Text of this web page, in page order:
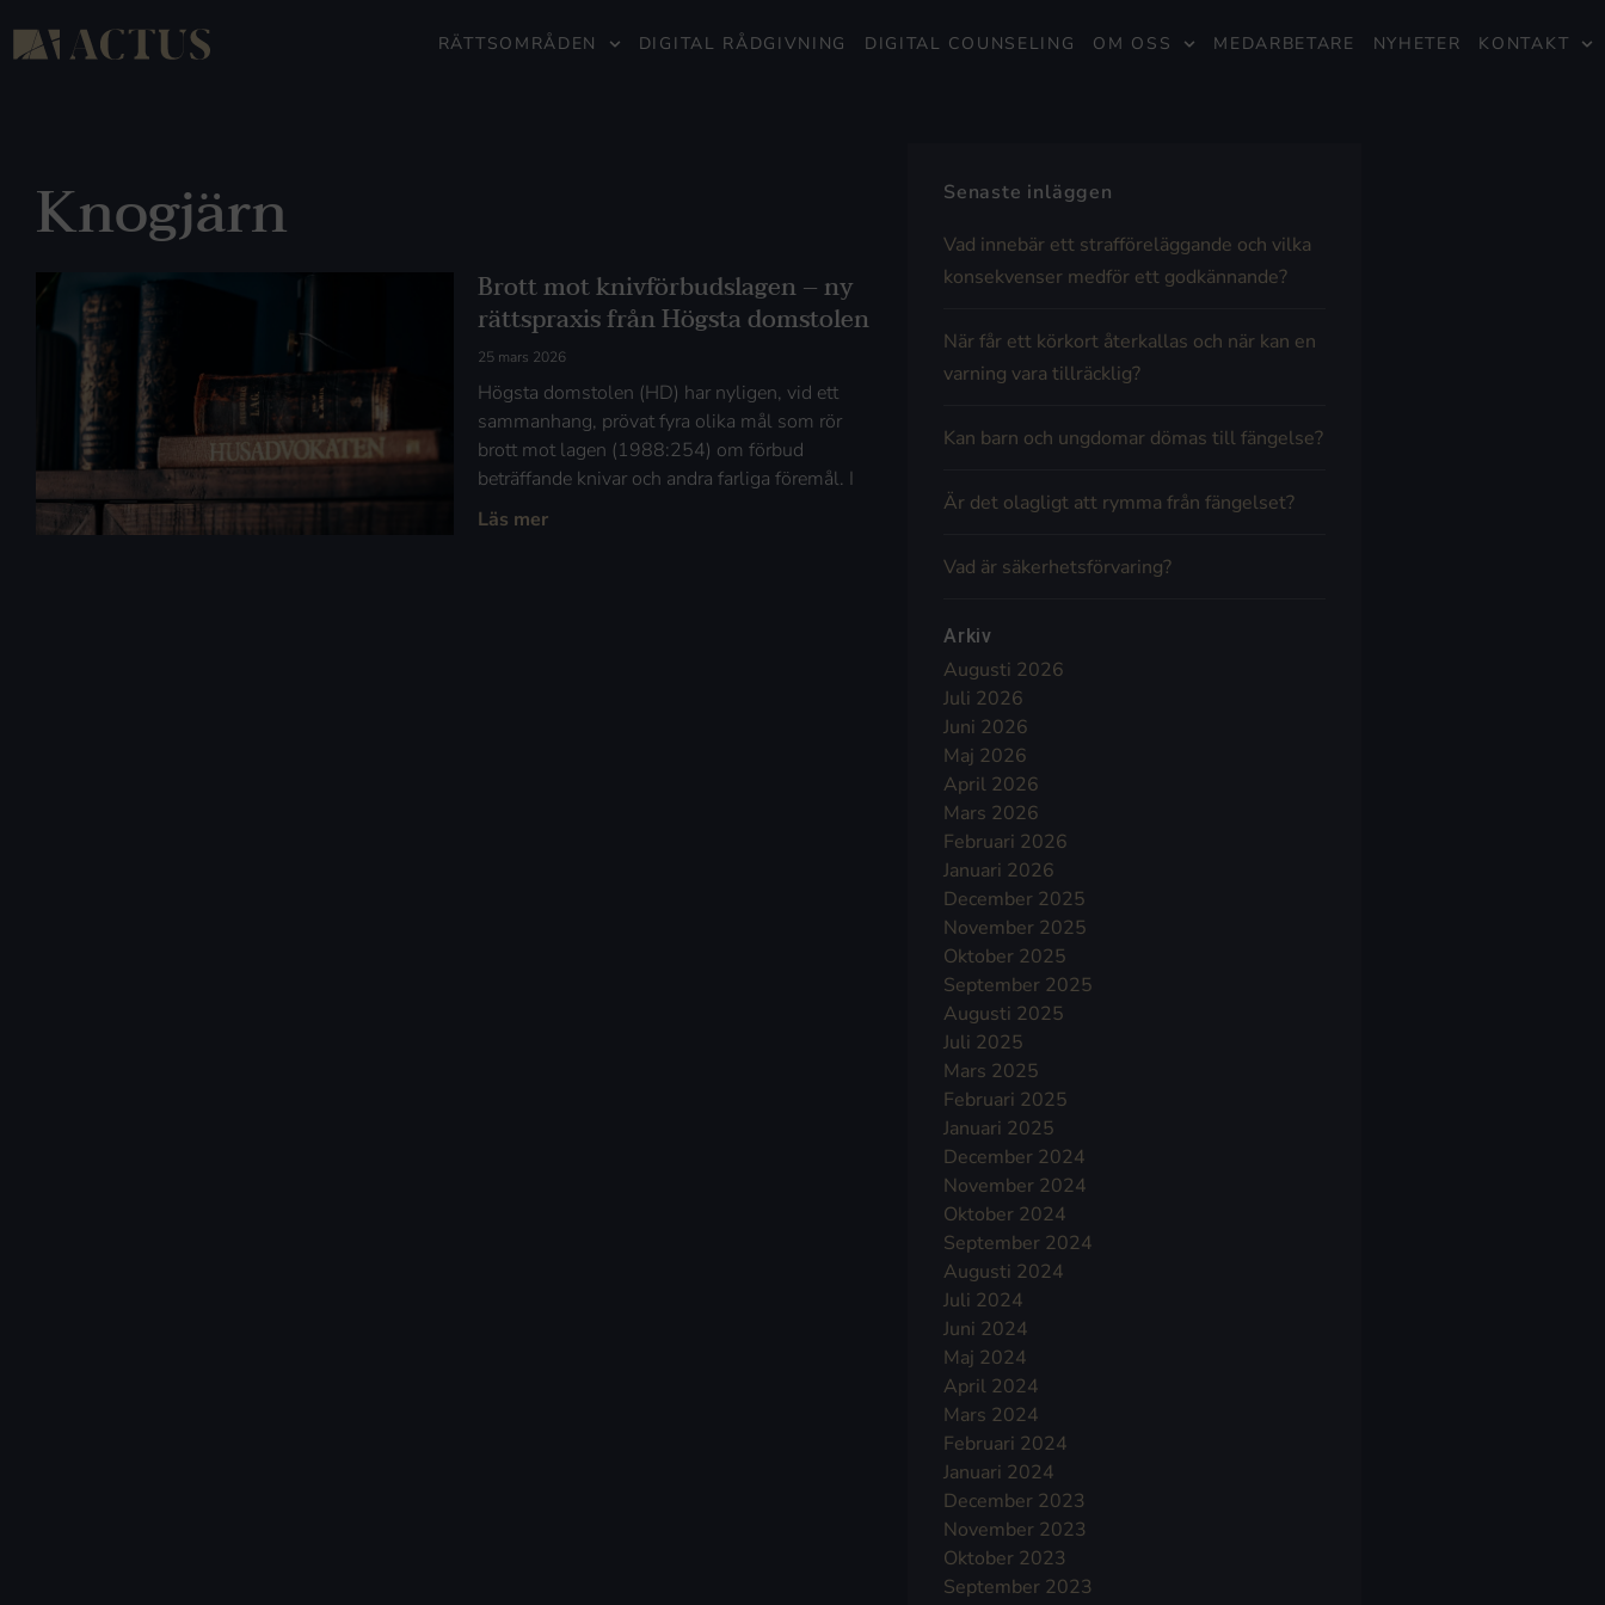
RÄTTSOMRÅDEN DIGITAL RÅDGIVNING DIGITAL COUNSELING OM OSS MEDARBETARE NYHETER KONTAKT
Knogjärn
Brott mot knivförbudslagen – ny
rättspraxis från Högsta domstolen
25 mars 2026
Högsta domstolen (HD) har nyligen, vid ett
sammanhang, prövat fyra olika mål som rör
brott mot lagen (1988:254) om förbud
beträffande knivar och andra farliga föremål. I
Läs mer
Senaste inläggen
Vad innebär ett strafföreläggande och vilka
konsekvenser medför ett godkännande?
När får ett körkort återkallas och när kan en
varning vara tillräcklig?
Kan barn och ungdomar dömas till fängelse?
Är det olagligt att rymma från fängelset?
Vad är säkerhetsförvaring?
Arkiv
Augusti 2026
Juli 2026
Juni 2026
Maj 2026
April 2026
Mars 2026
Februari 2026
Januari 2026
December 2025
November 2025
Oktober 2025
September 2025
Augusti 2025
Juli 2025
Mars 2025
Februari 2025
Januari 2025
December 2024
November 2024
Oktober 2024
September 2024
Augusti 2024
Juli 2024
Juni 2024
Maj 2024
April 2024
Mars 2024
Februari 2024
Januari 2024
December 2023
November 2023
Oktober 2023
September 2023